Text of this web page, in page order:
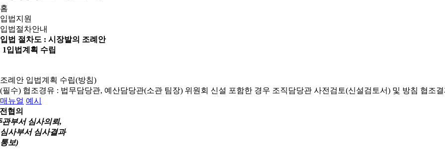
홈
입법지원
입법절차안내
입법 절차도 : 시장발의 조례안
1입법계획 수립
조례안 입법계획 수립(방침)
(필수) 협조경유 : 법무담당관, 예산담당관(소관 팀장) 위원회 신설 포함한 경우 조직담당관 사전검토(신설검토서) 및 방침 협조
매뉴얼 예시
협의
관부서 심사의뢰,
심사부서 심사결과
통보)